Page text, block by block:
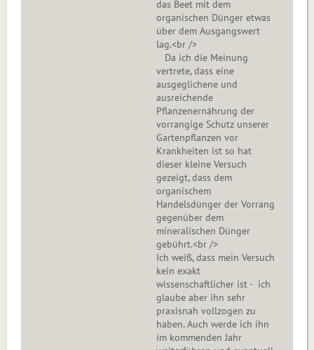
das Beet mit dem
organischen Dünger etwas
über dem Ausgangswert
lag.<br />
Da ich die Meinung
vertrete, dass eine
ausgeglichene und
ausreichende
Pflanzenernährung der
vorrangige Schutz unserer
Gartenpflanzen vor
Krankheiten ist so hat
dieser kleine Versuch
gezeigt, dass dem
organischem
Handelsdünger der Vorrang
gegenüber dem
mineralischen Dünger
gebührt.<br />
Ich weiß, dass mein Versuch
kein exakt
wissenschaftlicher ist - ich
glaube aber ihn sehr
praxisnah vollzogen zu
haben. Auch werde ich ihn
im kommenden Jahr